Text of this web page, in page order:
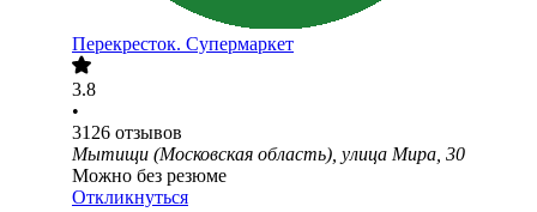
Перекресток. Супермаркет
3.8
•
3126 отзывов
Мытищи (Московская область), улица Мира, 30
Можно без резюме
Откликнуться